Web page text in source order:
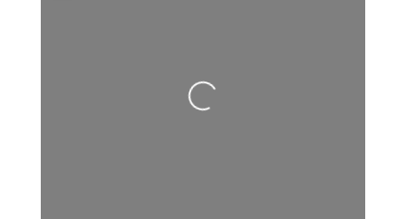
Loading...